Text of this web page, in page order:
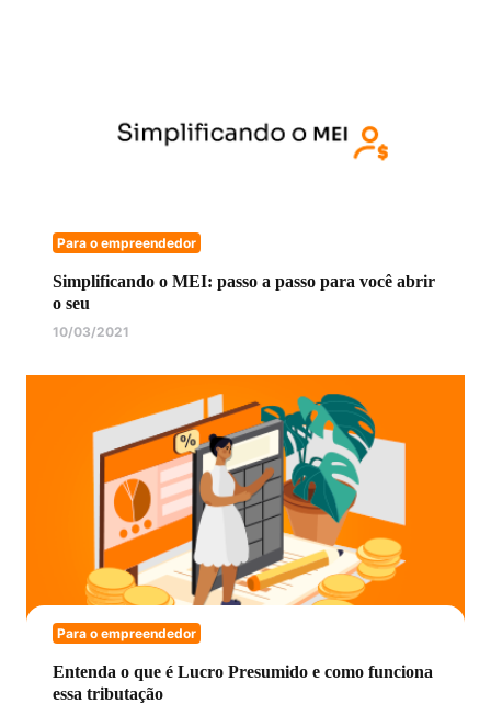
Para o empreendedor
Simplificando o MEI: passo a passo para você abrir
o seu
10/03/2021
Para o empreendedor
Entenda o que é Lucro Presumido e como funciona
essa tributação